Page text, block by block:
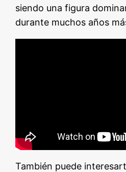
siendo una figura
durante muchos años
También puede